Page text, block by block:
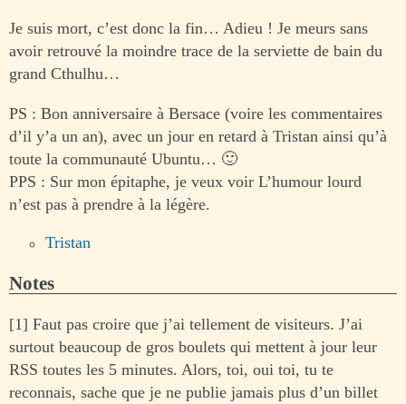
Je suis mort, c’est donc la fin… Adieu ! Je meurs sans
avoir retrouvé la moindre trace de la serviette de bain du
grand Cthulhu…
PS : Bon anniversaire à Bersace (voire les commentaires
d’il y’a un an), avec un jour en retard à Tristan ainsi qu’à
toute la communauté Ubuntu… 🙂
PPS : Sur mon épitaphe, je veux voir L’humour lourd
n’est pas à prendre à la légère.
Tristan
Notes
[1] Faut pas croire que j’ai tellement de visiteurs. J’ai
surtout beaucoup de gros boulets qui mettent à jour leur
RSS toutes les 5 minutes. Alors, toi, oui toi, tu te
reconnais, sache que je ne publie jamais plus d’un billet